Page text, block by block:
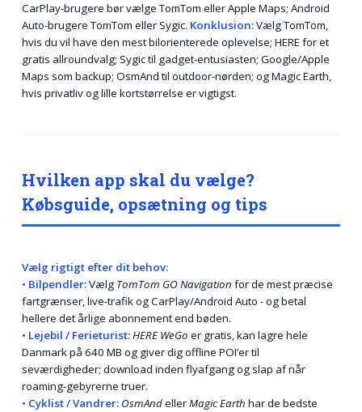
CarPlay-brugere bør vælge TomTom eller Apple Maps; Android
Auto-brugere TomTom eller Sygic. Konklusion:Vælg TomTom,
hvis du vil have den mest bilorienterede oplevelse; HERE for et
gratis allroundvalg; Sygic til gadget-entusiasten; Google/Apple
Maps som backup; OsmAnd til outdoor-nørden; og Magic Earth,
hvis privatliv og lille kortstørrelse er vigtigst.
Hvilken app skal du vælge?
Købsguide, opsætning og tips
Vælg rigtigt efter dit behov:
• Bilpendler:Vælg TomTom GO Navigation for de mest præcise
fartgrænser, live-trafik og CarPlay/Android Auto - og betal
hellere det årlige abonnement end bøden.
• Lejebil / Ferieturist:HERE WeGo er gratis, kan lagre hele
Danmark på 640 MB og giver dig offline POI’er til
seværdigheder; download inden flyafgang og slap af når
roaming-gebyrerne truer.
• Cyklist / Vandrer: OsmAndellerMagic Earth har de bedste